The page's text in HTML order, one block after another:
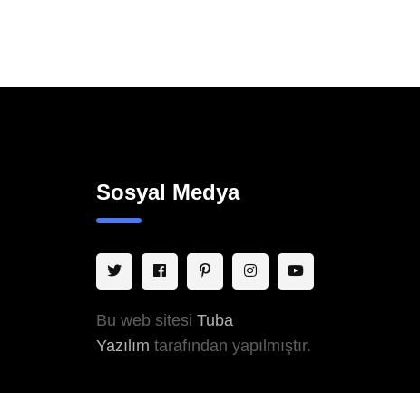
Sosyal Medya
Bu web sitesi Tuba
Yazılım tarafından yapılmıştır.